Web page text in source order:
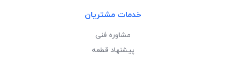
خدمات مشتریان
مشاوره فنی
پیشنهاد قطعه